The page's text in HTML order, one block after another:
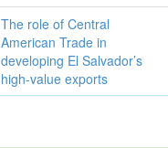
The role of Central
American Trade in
developing El Salvador’s
high-value exports